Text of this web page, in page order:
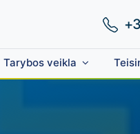
Tarybos veikla